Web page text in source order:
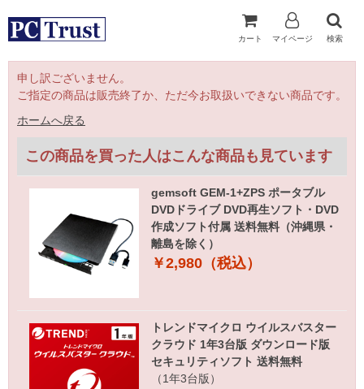
カート マイページ 検索
申し訳ございません。
ご指定の商品は販売終了か、ただ今お取扱いできない商品です。
ホームへ戻る
この商品を買った人はこんな商品も見ています
gemsoft GEM-1+ZPS ポータブル
DVDドライブ DVD再生ソフト・DVD
作成ソフト付属 送料無料（沖縄県・
離島を除く）
￥2,980（税込）
トレンドマイクロ ウイルスバスター
クラウド 1年3台版 ダウンロード版
セキュリティソフト 送料無料
（1年3台版）